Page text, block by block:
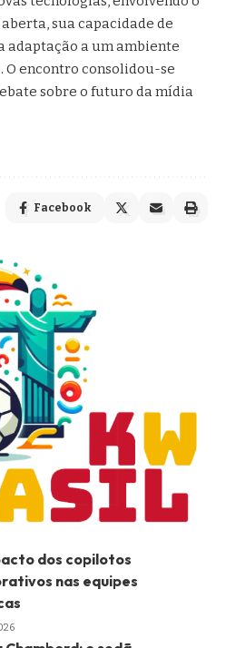
sua capacidade de
adaptação a um ambiente
O encontro consolidou-se
sobre o futuro da mídia
Facebook
dos copilotos
nas equipes